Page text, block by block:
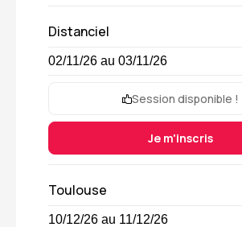
Distanciel
02/11/26 au 03/11/26
Session disponible !
Je m'inscris
Toulouse
10/12/26 au 11/12/26